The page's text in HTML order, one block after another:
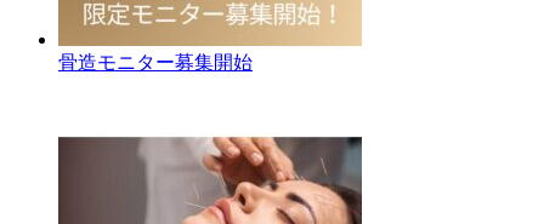
骨造モニター募集開始